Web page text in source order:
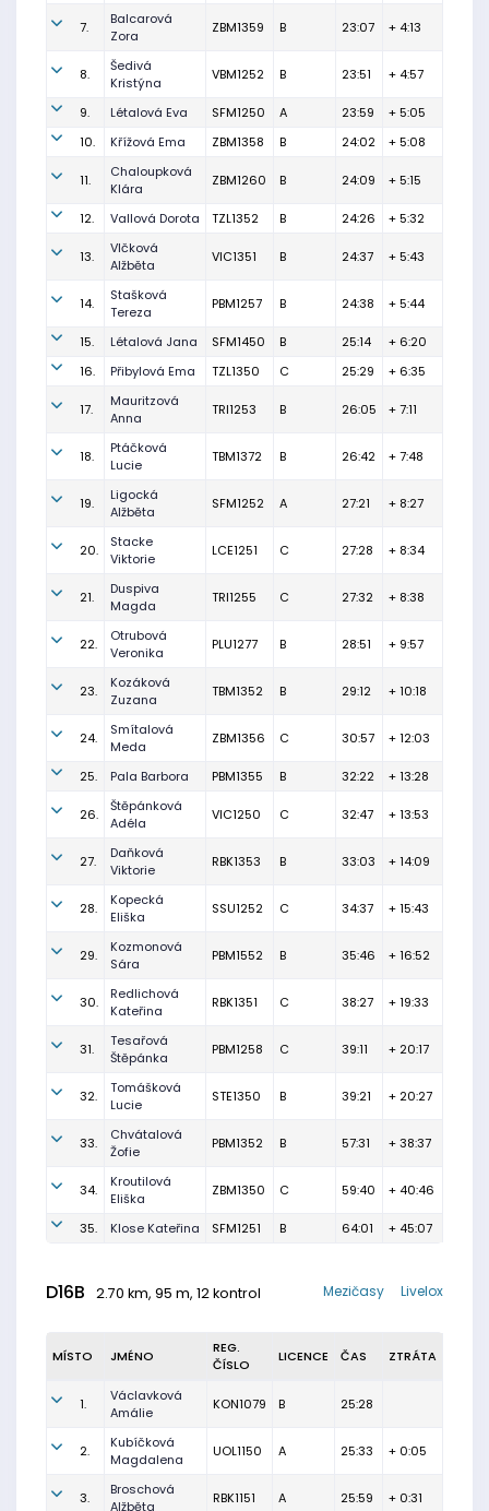
7.
Balcarová
Zora
ZBM1359 B 23:07 + 4:13
8.
Šedivá
Kristýna
VBM1252 B 23:51 + 4:57
9. Létalová Eva SFM1250 A 23:59
+ 5:05
10.
Křížová Ema ZBM1358 B 24:02 + 5:08
11.
Chaloupková
Klára
ZBM1260 B 24:09 + 5:15
12. Vallová Dorota TZL1352 B 24:26 + 5:32
13.
Vlčková
Alžběta
VIC1351 B 24:37 + 5:43
14.
Stašková
Tereza
PBM1257 B 24:38 + 5:44
15. Létalová Jana SFM1450 B 25:14
+ 6:20
16.
Přibylová Ema TZL1350 C 25:29 + 6:35
17.
Mauritzová
Anna
TRI1253 B 26:05 + 7:11
18.
Ptáčková
Lucie
TBM1372 B 26:42 + 7:48
19.
Ligocká
Alžběta
SFM1252 A 27:21 + 8:27
20.
Stacke
Viktorie
LCE1251 C 27:28 + 8:34
21.
Duspiva
Magda
TRI1255 C 27:32 + 8:38
22.
Otrubová
Veronika
PLU1277 B 28:51 + 9:57
23.
Kozáková
Zuzana
TBM1352 B 29:12 + 10:18
24.
Smítalová
Meda
ZBM1356 C 30:57 + 12:03
25. Pala Barbora PBM1355 B 32:22 + 13:28
26.
Štěpánková
Adéla
VIC1250 C 32:47 + 13:53
27.
Daňková
Viktorie
RBK1353 B 33:03 + 14:09
28.
Kopecká
Eliška
SSU1252 C 34:37 + 15:43
29.
Kozmonová
Sára
PBM1552 B 35:46 + 16:52
30.
Redlichová
Kateřina
RBK1351 C 38:27 + 19:33
31.
Tesařová
Štěpánka
PBM1258 C 39:11 + 20:17
32.
Tomášková
Lucie
STE1350 B 39:21 + 20:27
33.
Chvátalová
Žofie
PBM1352 B 57:31 + 38:37
34.
Kroutilová
Eliška
ZBM1350 C 59:40 + 40:46
35. Klose Kateřina SFM1251 B 64:01 + 45:07
D16B 2.70 km, 95 m, 12 kontrol Livelox
Mezičasy
MÍSTO JMÉNO
REG.
ČÍSLO
LICENCE ČAS ZTRÁTA
1.
Václavková
Amálie
KON1079 B 25:28
2.
Kubíčková
Magdalena
UOL1150 A 25:33 + 0:05
3.
Broschová
Alžběta
RBK1151 A 25:59 + 0:31